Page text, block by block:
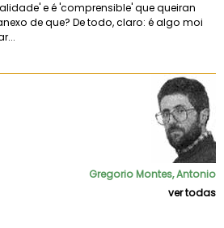
e é 'comprensible' que queiran
de que? De todo, claro: é algo moi
Gregorio Montes, Antonio
ver todas